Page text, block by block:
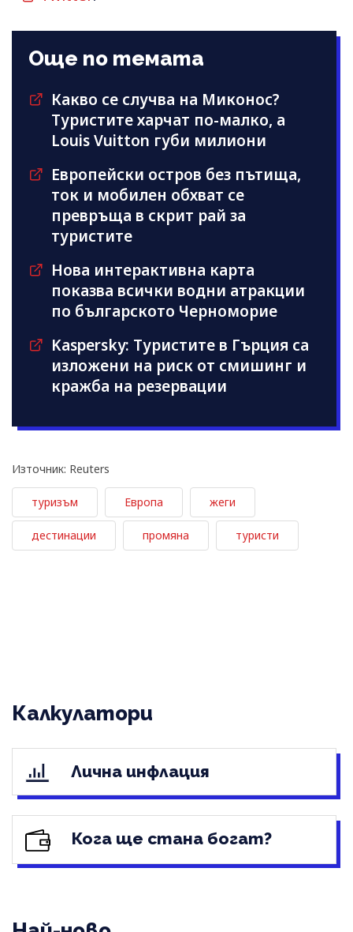
Още по темата
Какво се случва на Миконос?
Туристите харчат по-малко, а
Louis Vuitton губи милиони
Европейски остров без пътища,
ток и мобилен обхват се
превръща в скрит рай за
туристите
Нова интерактивна карта
показва всички водни атракции
по българското Черноморие
Kaspersky: Туристите в Гърция са
изложени на риск от смишинг и
кражба на резервации
Източник: Reuters
туризъм Европа жеги
дестинации промяна туристи
Калкулатори
Лична инфлация
Кога ще стана богат?